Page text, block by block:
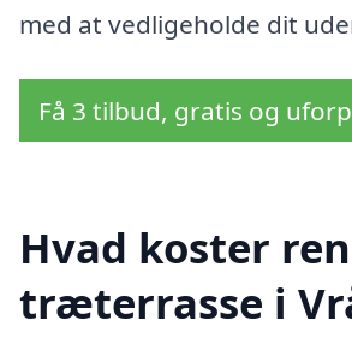
med at vedligeholde dit
Få 3 tilbud, gratis og
Hvad koster
træterrasse i